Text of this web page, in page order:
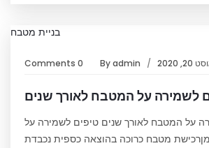
2020
Byadmin
0 Comments
לשמירה על המטבח לאורך שנים
על המטבח לאורך שנים טיפים לשמירה על
מטבח כרוכה בהוצאה כספית נכבדת